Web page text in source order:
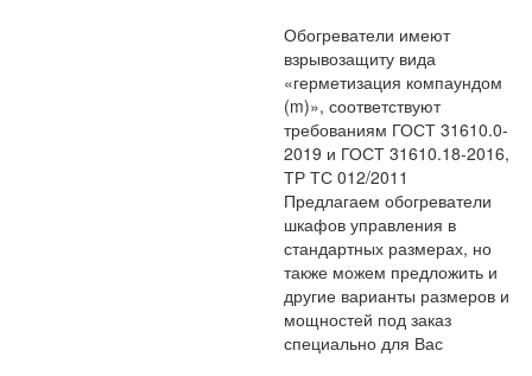
Обогреватели имеют
взрывозащиту вида
«герметизация компаундом
(m)», соответствуют
требованиям ГОСТ 31610.0-
2019 и ГОСТ 31610.18-2016,
ТР ТС 012/2011
Предлагаем обогреватели
шкафов управления в
стандартных размерах, но
также можем предложить и
другие варианты размеров и
мощностей под заказ
специально для Вас